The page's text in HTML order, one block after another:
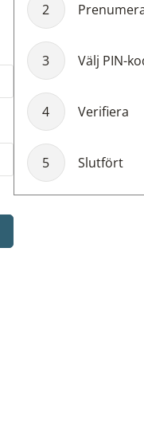
2
3 Välj PIN-
4 Verifiera
5 Slutfört